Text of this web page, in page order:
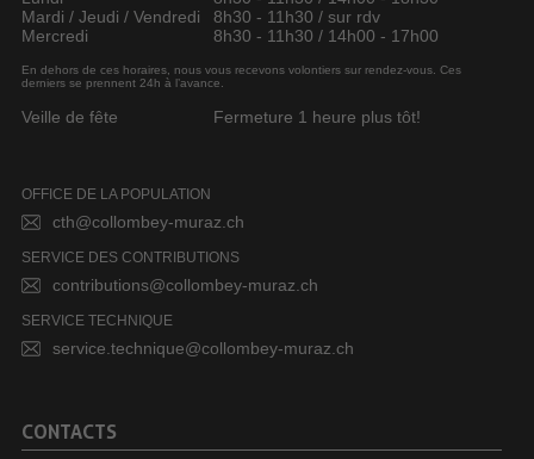
Mardi / Jeudi / Vendredi
8h30 - 11h30 / sur rdv
Mercredi
8h30 - 11h30 / 14h00 - 17h00
En dehors de ces horaires, nous vous recevons volontiers sur rendez-vous. Ces
derniers se prennent 24h à l’avance.
Veille de fête Fermeture 1 heure plus tôt!
OFFICE DE LA POPULATION
cth@collombey-muraz.ch
SERVICE DES CONTRIBUTIONS
contributions@collombey-muraz.ch
SERVICE TECHNIQUE
service.technique@collombey-muraz.ch
CONTACTS